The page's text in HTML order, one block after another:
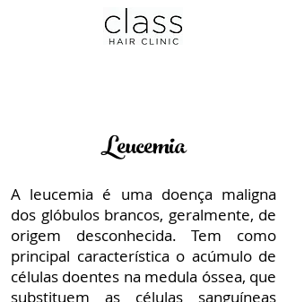
Leucemia
A leucemia é uma doença maligna
dos glóbulos brancos, geralmente, de
origem desconhecida. Tem como
principal característica o acúmulo de
células doentes na medula óssea, que
substituem as células sanguíneas